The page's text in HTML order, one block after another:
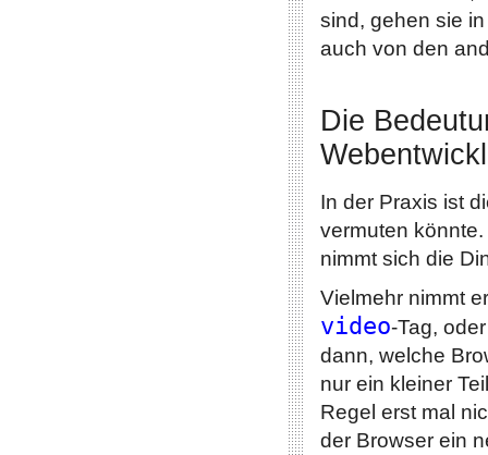
sind, gehen sie
auch von den
Die
In der Praxis ist
vermuten
nimmt sich die
Vielmehr nimmt
video-Tag,
dann, welche
nur ein kleiner
Regel erst mal
der Browser ein